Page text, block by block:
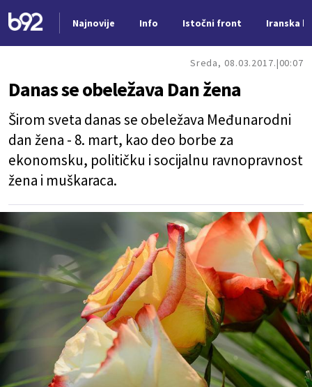
Najnovije Info Istočni front Iranska
Sreda, 08.03.2017. 00:07
Danas se obeležava Dan žena
Širom sveta danas se obeležava Međunarodni
dan žena - 8. mart, kao deo borbe za
ekonomsku, političku i socijalnu ravnopravnost
žena i muškaraca.